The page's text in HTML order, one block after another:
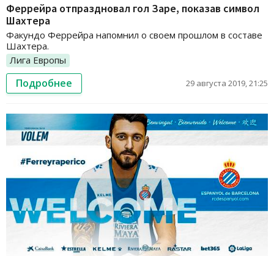
Феррейра отпраздновал гол Заре, показав символ
Шахтера
Факундо Феррейра напомнил о своем прошлом в составе
Шахтера.
Лига Европы
Подробнее 29 августа 2019, 21:25